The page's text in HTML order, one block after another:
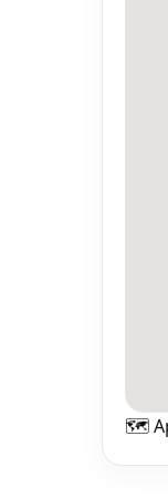
🗺️